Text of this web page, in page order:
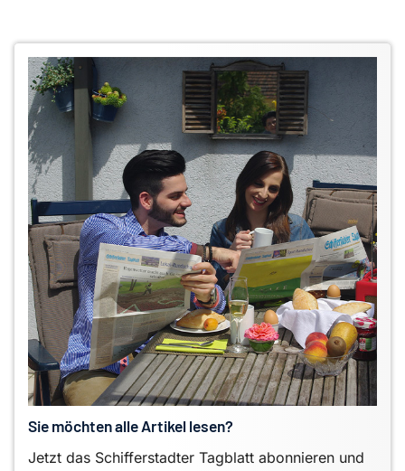
Sie möchten alle Artikel lesen?
Jetzt das Schifferstadter Tagblatt abonnieren und